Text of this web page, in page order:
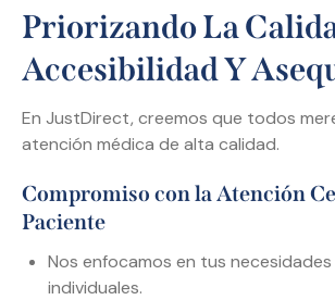
Priorizando La
Accesibilidad Y
En JustDirect, creemos que todos
atención médica de alta calidad.
Compromiso con la Atención
Paciente
Nos enfocamos en tus
individuales.